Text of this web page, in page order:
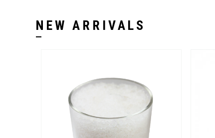
NEW ARRIVALS